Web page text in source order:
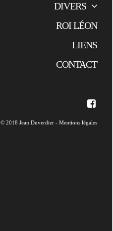
DIVERS
ROI LÉON
LIENS
CONTACT
© 2018 Jean Duverdier - Mentions légales